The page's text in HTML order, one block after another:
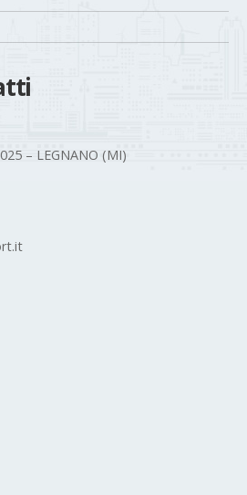
– LEGNANO (MI)